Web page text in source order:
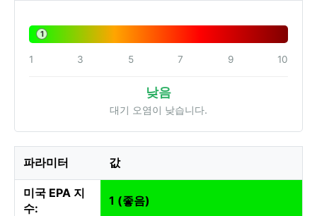
1
1 3 5 7 9 10
낮음
대기 오염이 낮습니다.
파라미터 값
미국 EPA 지
수:
1 (좋음)